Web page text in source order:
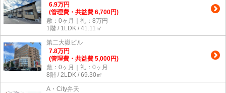
6.9万円
(管理費・共益費 6,700円)
敷：0ヶ月｜礼：8万円
1階 / 1LDK / 41.11㎡
第二大嶽ビル
7.8万円
(管理費・共益費 5,000円)
敷：0ヶ月｜礼：0ヶ月
8階 / 2LDK / 69.30㎡
A・City弁天